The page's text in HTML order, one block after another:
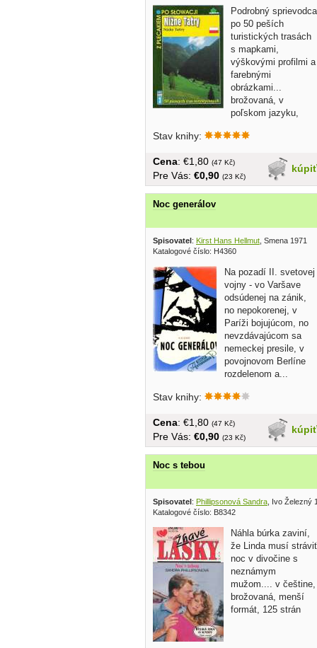
Podrobný sprievodca
po 50 peších
turistických trasách
s mapkami,
výškovými profilmi a
farebnými
obrázkami...
brožovaná, v
poľskom jazyku,
Stav knihy:
kúpiť
Cena: €1,80 (47 Kč)
Pre Vás: €0,90 (23 Kč)
Noc generálov
Spisovatel: Kirst Hans Hellmut , Smena 1971
Katalogové číslo: H4360
Na pozadí II. svetovej
vojny - vo Varšave
odsúdenej na zánik,
no nepokorenej, v
Paríži bojujúcom, no
nevzdávajúcom sa
nemeckej presile, v
povojnovom Berlíne
rozdelenom a...
Stav knihy:
kúpiť
Cena: €1,80 (47 Kč)
Pre Vás: €0,90 (23 Kč)
Noc s tebou
Spisovatel: Phillipsonová Sandra , Ivo Železný
Katalogové číslo: B8342
Náhla búrka zaviní,
že Linda musí stráviť
noc v divočine s
neznámym
mužom.... v češtine,
brožovaná, menší
formát, 125 strán